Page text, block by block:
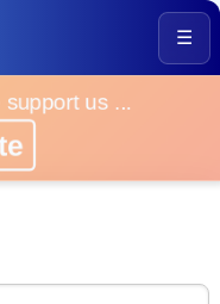
☰
us ...